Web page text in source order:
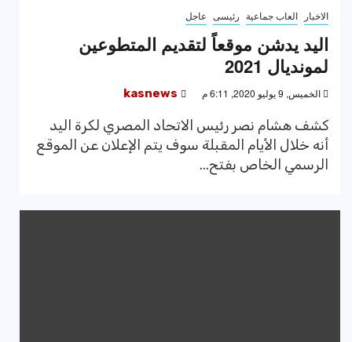
الاخبار العاب جماعية رئيسى عاجل
اليد يدشن موقعاً لتقديم المتطوعين
لمونديال 2021
الخميس, 9 يوليو 2020, 6:11 م kasnews
كشف هشام نصر رئيس الاتحاد المصري لكرة اليد
أنه خلال الأيام المقبلة سوف يتم الإعلان عن الموقع
الرسمي الخاص بفتح...